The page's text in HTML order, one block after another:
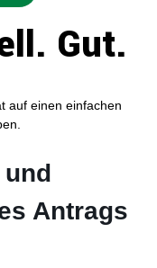
Gut.
auf einen einfachen
Antrags